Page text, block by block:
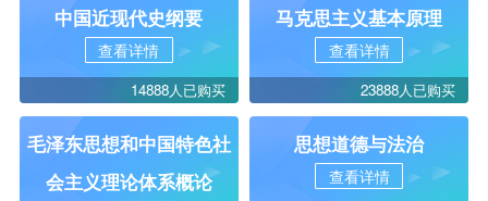
中国近现代史纲要
查看详情
14888人已购买
马克思主义基本原理
查看详情
23888人已购买
毛泽东思想和中国特色社
会主义理论体系概论
思想道德与法治
查看详情